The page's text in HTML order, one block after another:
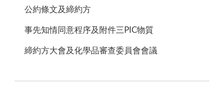
公約條文及締約方
事先知情同意程序及附件三PIC物質
締約方大會及化學品審查委員會會議